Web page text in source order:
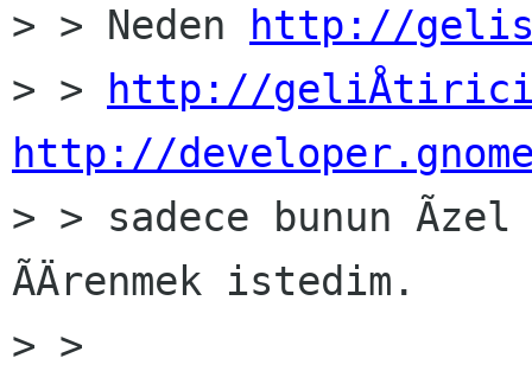
> > Neden
http://
> >
http://
http://
> > sadece bunun
ÃÄrenmek istedim.
> >